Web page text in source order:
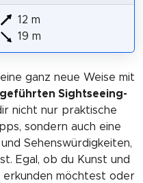
12 m
19 m
ganz neue Weise mit
Sightseeing-
nicht nur praktische
sondern auch eine
Sehenswürdigkeiten,
Egal, ob du Kunst und
möchtest oder